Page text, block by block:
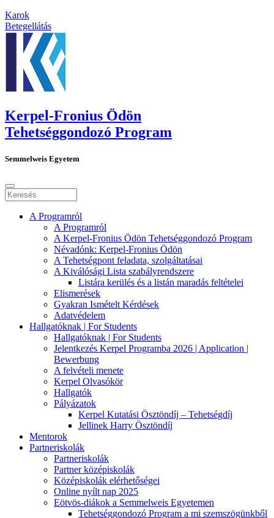
Karok
Betegellátás
Kerpel-Fronius Ödön
Tehetséggondozó Program
Semmelweis Egyetem
A Programról
A Programról
A Kerpel-Fronius Ödön Tehetséggondozó Program
Névadónk: Kerpel-Fronius Ödön
A Tehetségpont feladata, szolgáltatásai
A Kiválósági Lista szabályrendszere
Listára kerülés és a listán maradás feltételei
Elismerések
Gyakran Ismételt Kérdések
Adatvédelem
Hallgatóknak | For Students
Hallgatóknak | For Students
Jelentkezés Kerpel Programba 2026 | Application |
Bewerbung
A felvételi menete
Kerpel Olvasókör
Hallgatók
Pályázatok
Kerpel Kutatási Ösztöndíj – Tehetségdíj
Jellinek Harry Ösztöndíj
Mentorok
Partneriskolák
Partneriskolák
Partner középiskolák
Középiskolák elérhetőségei
Online nyílt nap 2025
Eötvös-diákok a Semmelweis Egyetemen
Tehetséggondozó Program a mi szemszögünkből